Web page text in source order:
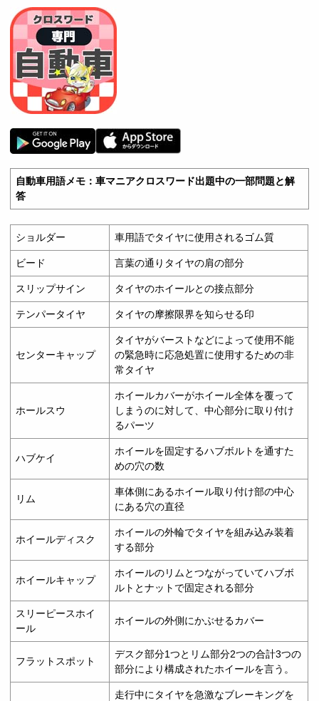
自動車用語メモ：車マニアクロスワード出題中の一部問題と解
答
ショルダー 車用語でタイヤに使用されるゴム質
ビード 言葉の通りタイヤの肩の部分
スリップサイン タイヤのホイールとの接点部分
テンパータイヤ タイヤの摩擦限界を知らせる印
センターキャップ
タイヤがバーストなどによって使用不能
の緊急時に応急処置に使用するための非
常タイヤ
ホールスウ
ホイールカバーがホイール全体を覆って
しまうのに対して、中心部分に取り付け
るパーツ
ハブケイ
ホイールを固定するハブボルトを通すた
めの穴の数
リム
車体側にあるホイール取り付け部の中心
にある穴の直径
ホイールディスク
ホイールの外輪でタイヤを組み込み装着
する部分
ホイールキャップ
ホイールのリムとつながっていてハブボ
ルトとナットで固定される部分
スリーピースホイ
ール
ホイールの外側にかぶせるカバー
フラットスポット
デスク部分1つとリム部分2つの合計3つの
部分により構成されたホイールを言う。
走行中にタイヤを急激なブレーキングを